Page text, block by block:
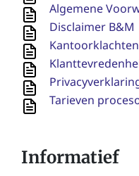
Algemene
Disclaimer B&M
Tarieven
Informatief